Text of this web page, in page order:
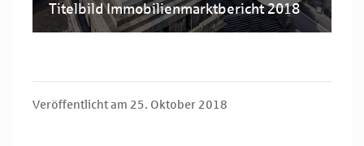
Titelbild Immobilienmarktbericht 2018
Veröffentlicht am 25. Oktober 2018